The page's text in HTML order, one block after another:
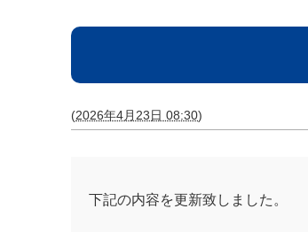
(2026年4月23日 08:30)
下記の内容を更新致しました。